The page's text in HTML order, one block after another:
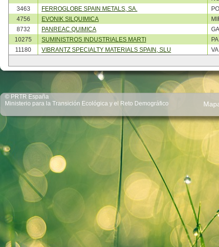
3463
FERROGLOBE SPAIN METALS, SA.
4756
EVONIK SILQUIMICA
8732
PANREAC QUIMICA
10275
SUMINISTROS INDUSTRIALES MARTI
11180
VIBRANTZ SPECIALTY MATERIALS SPAIN, SLU
© PRTR España
Ministerio para la Transición Ecológica y el Reto Demográfico